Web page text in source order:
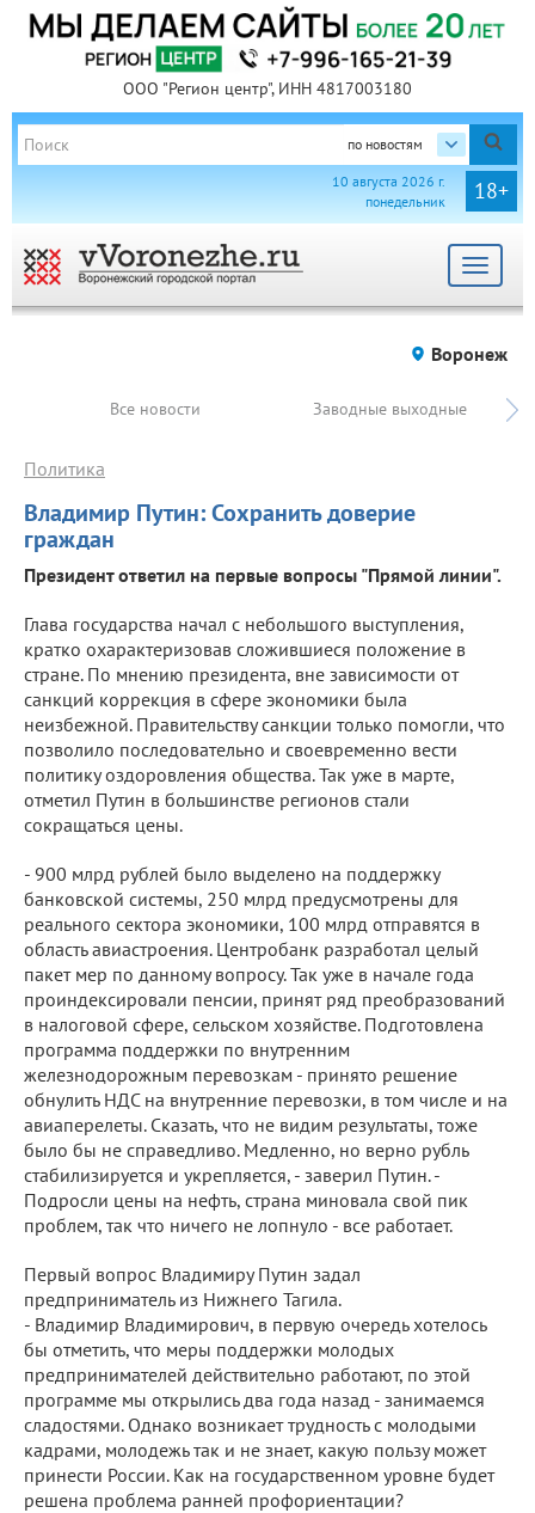
ООО "Регион центр", ИНН 4817003180
по новостям
18+
10 августа 2026 г.
понедельник
Toggle
Воронеж
Все новости Заводные выходные
Владимир Путин: Сохранить доверие
граждан
Политика
Президент ответил на первые вопросы "Прямой линии".
Глава государства начал с небольшого выступления,
кратко охарактеризовав сложившиеся положение в
стране. По мнению президента, вне зависимости от
санкций коррекция в сфере экономики была
неизбежной. Правительству санкции только помогли, что
позволило последовательно и своевременно вести
политику оздоровления общества. Так уже в марте,
отметил Путин в большинстве регионов стали
сокращаться цены.
- 900 млрд рублей было выделено на поддержку
банковской системы, 250 млрд предусмотрены для
реального сектора экономики, 100 млрд отправятся в
область авиастроения. Центробанк разработал целый
пакет мер по данному вопросу. Так уже в начале года
проиндексировали пенсии, принят ряд преобразований
в налоговой сфере, сельском хозяйстве. Подготовлена
программа поддержки по внутренним
железнодорожным перевозкам - принято решение
обнулить НДС на внутренние перевозки, в том числе и на
авиаперелеты. Сказать, что не видим результаты, тоже
было бы не справедливо. Медленно, но верно рубль
стабилизируется и укрепляется, - заверил Путин. -
Подросли цены на нефть, страна миновала свой пик
проблем, так что ничего не лопнуло - все работает.
Первый вопрос Владимиру Путин задал
предприниматель из Нижнего Тагила.
- Владимир Владимирович, в первую очередь хотелось
бы отметить, что меры поддержки молодых
предпринимателей действительно работают, по этой
программе мы открылись два года назад - занимаемся
сладостями. Однако возникает трудность с молодыми
кадрами, молодежь так и не знает, какую пользу может
принести России. Как на государственном уровне будет
решена проблема ранней профориентации?